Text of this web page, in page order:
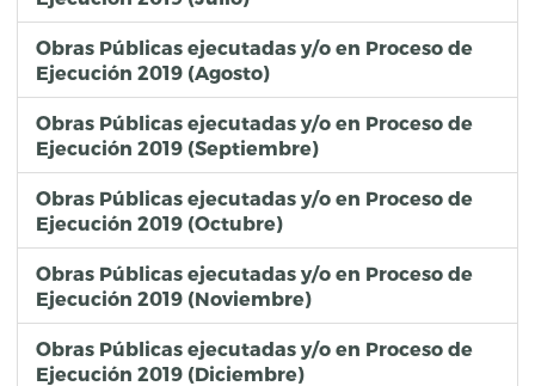
35
50280 REHABILITACIÓN DEL PARQUE, DE LA COLONIA SAN RAMÓN TERCERA SECCIÓN UBICADA EN LA CALLE ANTURIOS, ENTRE CALLES IRIS Y GARDENIAS, DE LA COLONIA SAN RAMÓN TERCERA SECCIÓN, DE LA JUNTA AUXILIAR SAN FRANCISCO TOTIMEHUACAN; DEL MUNICIPIO DE PUEBLA, PUE FORTAMUNDF 2019 ESPACIOS PÚBLICOS
Obras Públicas ejecutadas y/o en Proceso de
Ejecución 2019 (Agosto)
Obras Públicas ejecutadas y/o en Proceso de
Ejecución 2019 (Septiembre)
Obras Públicas ejecutadas y/o en Proceso de
Ejecución 2019 (Octubre)
Obras Públicas ejecutadas y/o en Proceso de
Ejecución 2019 (Noviembre)
Obras Públicas ejecutadas y/o en Proceso de
Ejecución 2019 (Diciembre)